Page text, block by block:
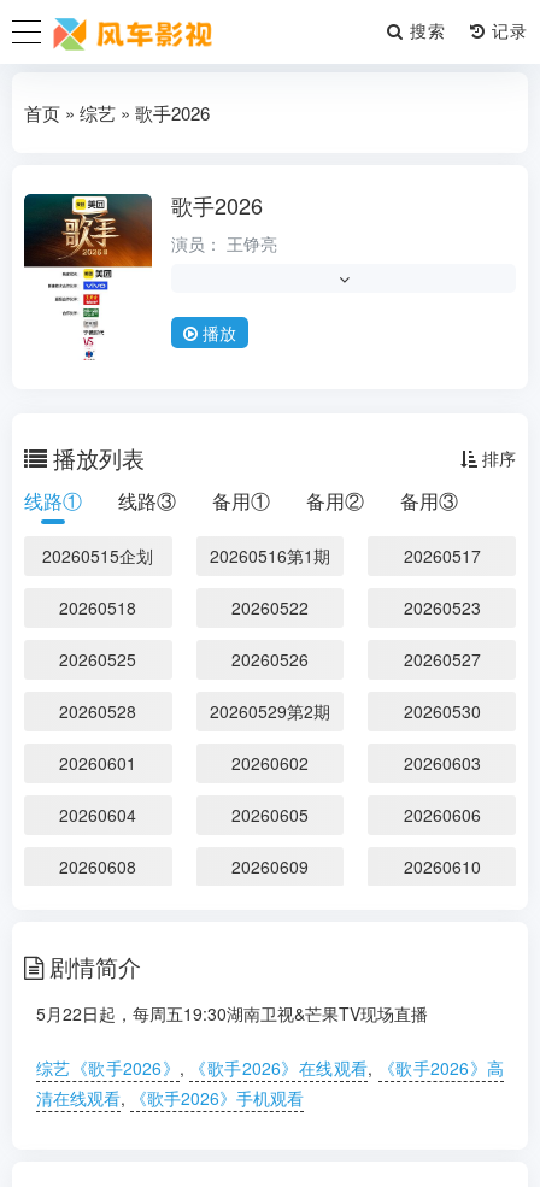
搜索
首页 » 综艺 » 歌手2026
歌手2026
演员： 王铮亮
类型：综艺
状态：第12期
语言：普通话
5月22日起，每周五19:30湖南卫视&芒
果TV现场直播...更多
播放
播放列表 排序
线路① 线路③ 备用① 备用② 备用③
20260515企划 20260516第1期 20260517
20260518 20260522 20260523
20260525 20260526 20260527
20260528 20260529第2期 20260530
20260601 20260602 20260603
20260604 20260605 20260606
20260608 20260609 20260610
20260615
20260618 20260619 20260620
20260622 20260623 20260624
剧情简介
5月22日起，每周五19:30湖南卫视&芒果TV现场直播
综艺《歌手2026》 , 《歌手2026》在线观看,
《歌手2026》高
清在线观看, 《歌手2026》手机观看